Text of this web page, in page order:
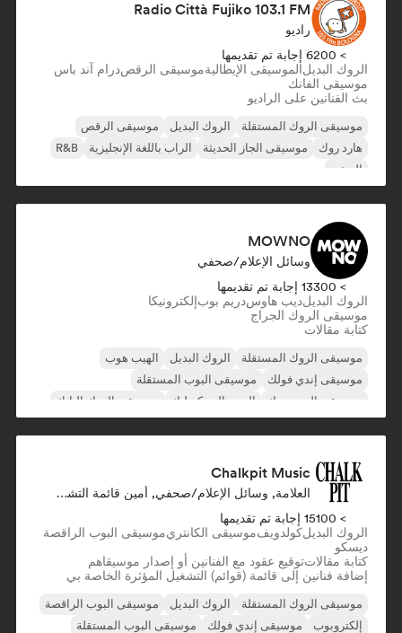
Radio Città Fujiko 103.1 FM
راديو
> 6200 إجابة تم تقديمها
الروك البديلالموسيقى الإيطاليةموسيقى الرقصدرام آند باس
موسيقى الفانك
بث الفنانين على الراديو
موسيقى الروك المستقلة الروك البديل
موسيقى الرقص
هارد روك
موسيقى الجاز الحديثة الراب باللغة الإنجليزية
R&B
الريغي
MOWNO
وسائل الإعلام/صحفي
> 13300 إجابة تم تقديمها
الروك البديلديب هاوسدريم بوبإلكترونيكا
موسيقى الروك الجراج
كتابة مقالات
موسيقى الروك المستقلة الروك البديل
الهيب هوب
موسيقى إندي فولك
موسيقى البوب المستقلة
موسيقى البوب روك
البوب السيكديليك موسيقى الروك البانك
Chalkpit Music
العلامة, وسائل الإعلام/صحفي, أمين قائمة التشغيل
> 15100 إجابة تم تقديمها
الروك البديلكولدويفموسيقى الكانتريموسيقى البوب الراقصة
ديسكو
كتابة مقالاتتوقيع عقود مع الفنانين أو إصدار موسيقاهم
إضافة فنانين إلى قائمة (قوائم) التشغيل المؤثرة الخاصة بي
موسيقى الروك المستقلة الروك البديل
موسيقى البوب الراقصة
إلكتروبوب
موسيقى إندي فولك
موسيقى البوب المستقلة